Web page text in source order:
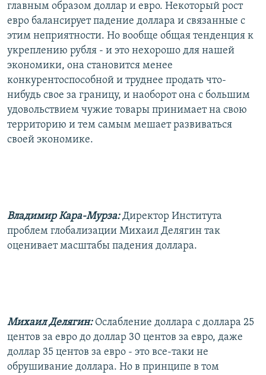
главным образом доллар и евро. Некоторый рост
евро балансирует падение доллара и связанные с
этим неприятности. Но вообще общая тенденция к
укреплению рубля - и это нехорошо для нашей
экономики, она становится менее
конкурентоспособной и труднее продать что-
нибудь свое за границу, и наоборот она с большим
удовольствием чужие товары принимает на свою
территорию и тем самым мешает развиваться
своей экономике.
Владимир Кара-Мурза:Директор Института
проблем глобализации Михаил Делягин так
оценивает масштабы падения доллара.
Михаил Делягин: Ослабление доллара с доллара 25
центов за евро до доллар 30 центов за евро, даже
доллар 35 центов за евро - это все-таки не
обрушивание доллара. Но в принципе в том